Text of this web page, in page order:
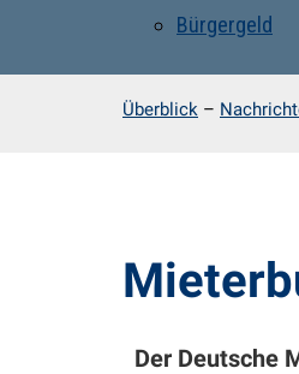
Bürgergeld
Überblick –
Der Deutsche